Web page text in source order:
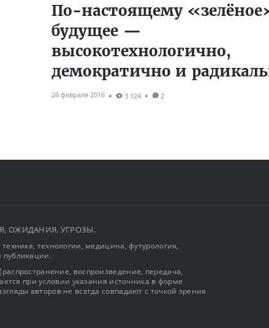
По-настоящему
будущее —
высокотехнологично,
демократично и
26 февраля 2016 3 124 2
ОЖИДАНИЯ, УГРОЗЫ.
технологии, медицина, футурология,
воспроизведение, передача,
при условии указания источника в форме
авторов не всегда совпадают с точкой зрения